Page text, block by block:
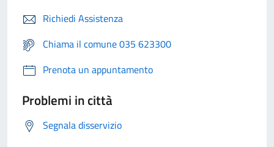
Richiedi Assistenza
Chiama il comune 035 623300
Prenota un appuntamento
Problemi in città
Segnala disservizio